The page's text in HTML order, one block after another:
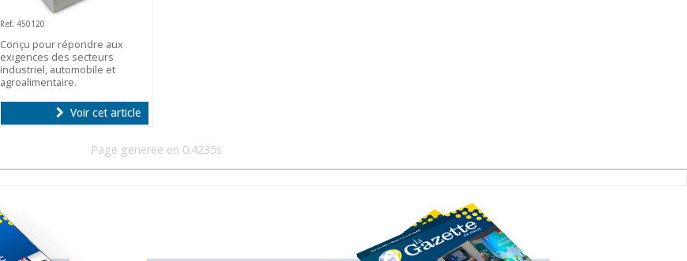
Ref. 450120
Conçu pour répondre aux
exigences des secteurs
industriel, automobile et
agroalimentaire.
Voir cet article
Page generee en 0.4235s